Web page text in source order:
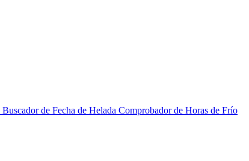
Buscador de Fecha de Helada Comprobador de Horas de Frío